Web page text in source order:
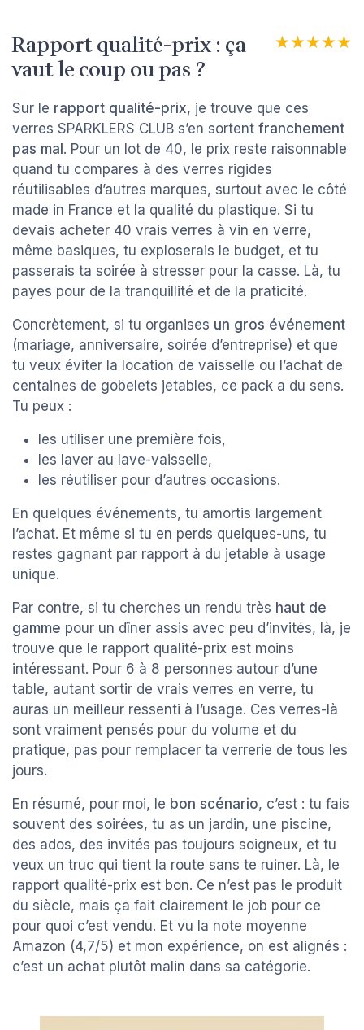
Rapport qualité-prix : ça
vaut le coup ou pas ?
★★★★★
★★★★★
Sur le rapport qualité-prix, je trouve que ces
verres SPARKLERS CLUB s’en sortent franchement
pas mal . Pour un lot de 40, le prix reste raisonnable
quand tu compares à des verres rigides
réutilisables d’autres marques, surtout avec le côté
made in France et la qualité du plastique. Si tu
devais acheter 40 vrais verres à vin en verre,
même basiques, tu exploserais le budget, et tu
passerais ta soirée à stresser pour la casse. Là, tu
payes pour de la tranquillité et de la praticité.
Concrètement, si tu organises un gros événement
(mariage, anniversaire, soirée d’entreprise) et que
tu veux éviter la location de vaisselle ou l’achat de
centaines de gobelets jetables, ce pack a du sens.
Tu peux :
les utiliser une première fois,
les laver au lave-vaisselle,
les réutiliser pour d’autres occasions.
En quelques événements, tu amortis largement
l’achat. Et même si tu en perds quelques-uns, tu
restes gagnant par rapport à du jetable à usage
unique.
Par contre, si tu cherches un rendu très haut de
gamme pour un dîner assis avec peu d’invités, là, je
trouve que le rapport qualité-prix est moins
intéressant. Pour 6 à 8 personnes autour d’une
table, autant sortir de vrais verres en verre, tu
auras un meilleur ressenti à l’usage. Ces verres-là
sont vraiment pensés pour du volume et du
pratique, pas pour remplacer ta verrerie de tous les
jours.
En résumé, pour moi, le bon scénario, c’est : tu fais
souvent des soirées, tu as un jardin, une piscine,
des ados, des invités pas toujours soigneux, et tu
veux un truc qui tient la route sans te ruiner. Là, le
rapport qualité-prix est bon. Ce n’est pas le produit
du siècle, mais ça fait clairement le job pour ce
pour quoi c’est vendu. Et vu la note moyenne
Amazon (4,7/5) et mon expérience, on est alignés :
c’est un achat plutôt malin dans sa catégorie.